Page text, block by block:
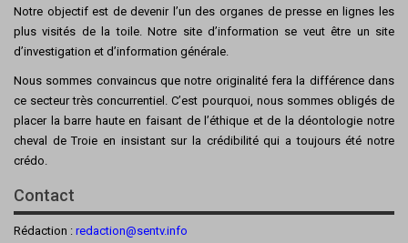
Notre objectif est de devenir l’un des organes de presse en lignes les
plus visités de la toile. Notre site d’information se veut être un site
d’investigation et d’information générale.
Nous sommes convaincus que notre originalité fera la différence dans
ce secteur très concurrentiel. C’est pourquoi, nous sommes obligés de
placer la barre haute en faisant de l’éthique et de la déontologie notre
cheval de Troie en insistant sur la crédibilité qui a toujours été notre
crédo.
Contact
Rédaction : redaction@sentv.info